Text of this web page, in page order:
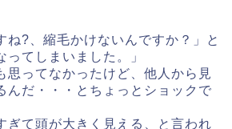
ね?、縮毛かけないんですか？」と
ってしまいました。」
思ってなかったけど、他人から見
んだ・・・とちょっとショックで
ぎて頭が大きく見える、と言われ